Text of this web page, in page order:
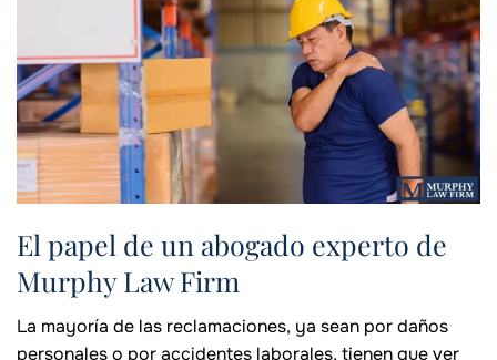
El papel de un abogado experto de
Murphy Law Firm
La mayoría de las reclamaciones, ya sean por daños
personales o por accidentes laborales, tienen que ver